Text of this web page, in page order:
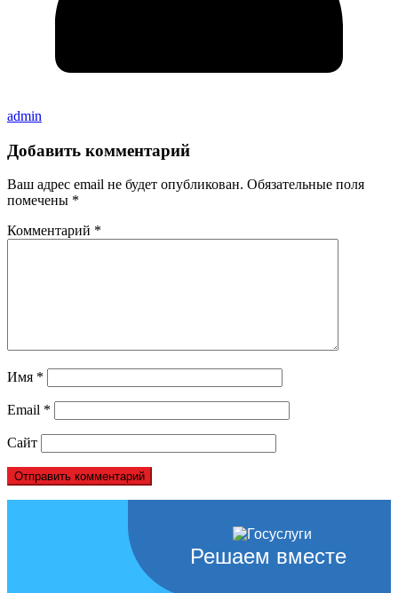
admin
Добавить комментарий
Ваш адрес email не будет опубликован. Обязательные поля
помечены *
Комментарий *
Имя *
Email *
Сайт
Решаем вместе